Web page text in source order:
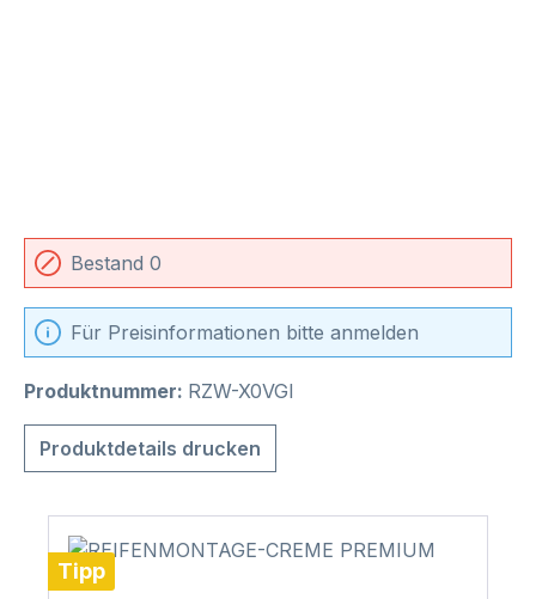
Bestand 0
Für Preisinformationen bitte anmelden
Produktnummer: RZW-X0VGI
Produktdetails drucken
Tipp